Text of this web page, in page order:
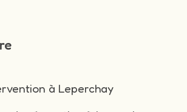
à Leperchay